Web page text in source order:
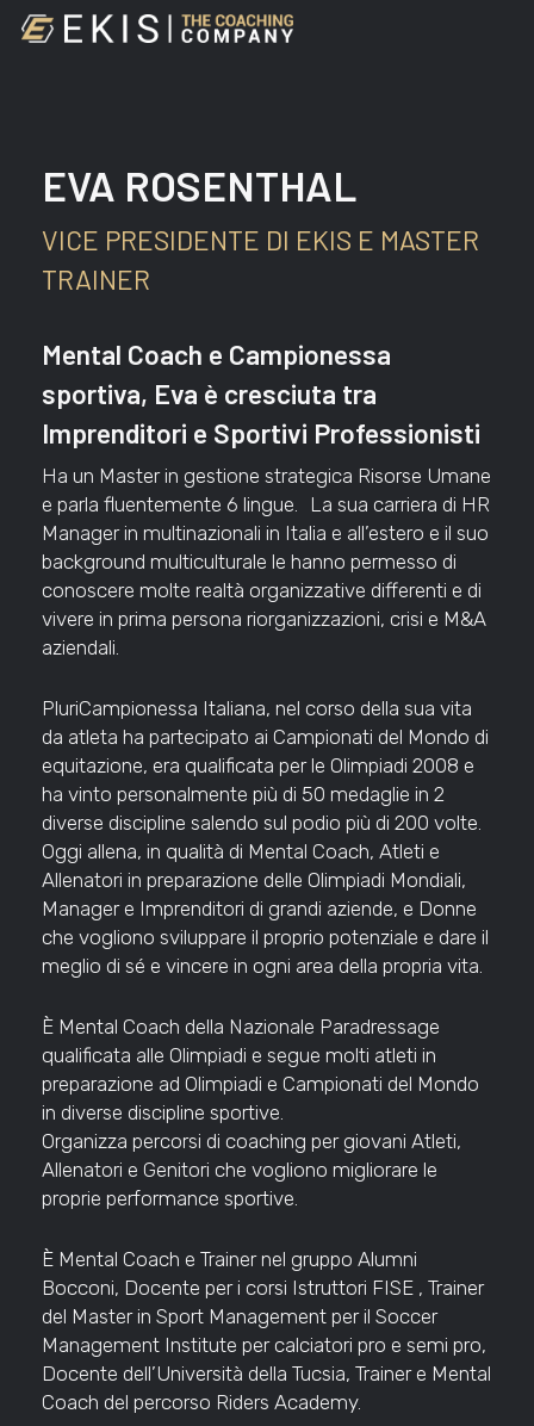
Skip
EVA ROSENTHAL
VICE PRESIDENTE DI EKIS E MASTER
TRAINER
Mental Coach e Campionessa
sportiva, Eva è cresciuta tra
Imprenditori e Sportivi Professionisti
Ha un Master in gestione strategica Risorse Umane
e parla fluentemente 6 lingue. La sua carriera di HR
Manager in multinazionali in Italia e all’estero e il suo
background multiculturale le hanno permesso di
conoscere molte realtà organizzative differenti e di
vivere in prima persona riorganizzazioni, crisi e M&A
aziendali.
PluriCampionessa Italiana, nel corso della sua vita
da atleta ha partecipato ai Campionati del Mondo di
equitazione, era qualificata per le Olimpiadi 2008 e
ha vinto personalmente più di 50 medaglie in 2
diverse discipline salendo sul podio più di 200 volte.
Oggi allena, in qualità di Mental Coach, Atleti e
Allenatori in preparazione delle Olimpiadi Mondiali,
Manager e Imprenditori di grandi aziende, e Donne
che vogliono sviluppare il proprio potenziale e dare il
meglio di sé e vincere in ogni area della propria vita.
È Mental Coach della Nazionale Paradressage
qualificata alle Olimpiadi e segue molti atleti in
preparazione ad Olimpiadi e Campionati del Mondo
in diverse discipline sportive.
Organizza percorsi di coaching per giovani Atleti,
Allenatori e Genitori che vogliono migliorare le
proprie performance sportive.
È Mental Coach e Trainer nel gruppo Alumni
Bocconi, Docente per i corsi Istruttori FISE , Trainer
del Master in Sport Management per il Soccer
Management Institute per calciatori pro e semi pro,
Docente dell’Università della Tucsia, Trainer e Mental
Coach del percorso Riders Academy.